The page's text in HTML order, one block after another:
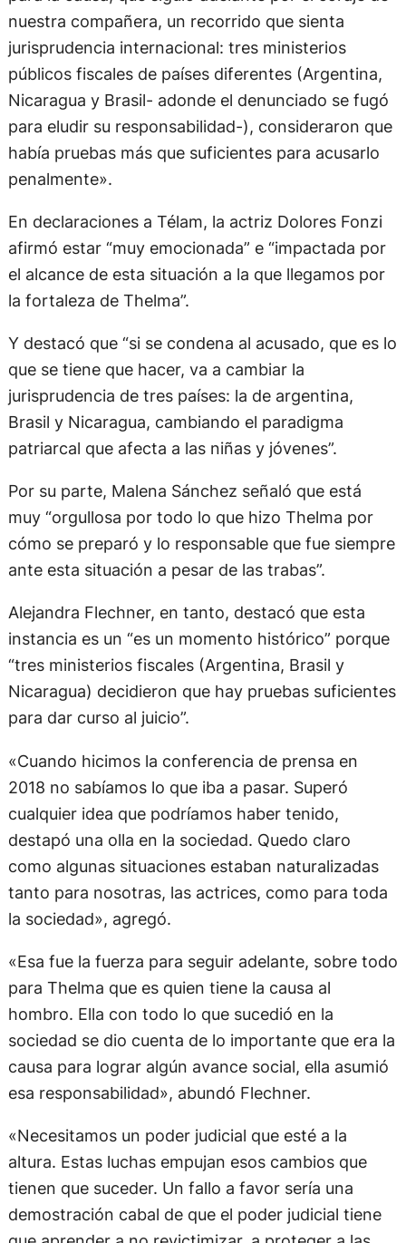
nuestra compañera, un recorrido que sienta
jurisprudencia internacional: tres ministerios
públicos fiscales de países diferentes (Argentina,
Nicaragua y Brasil- adonde el denunciado se fugó
para eludir su responsabilidad-), consideraron que
había pruebas más que suficientes para acusarlo
penalmente».
En declaraciones a Télam, la actriz Dolores Fonzi
afirmó estar “muy emocionada” e “impactada por
el alcance de esta situación a la que llegamos por
la fortaleza de Thelma”.
Y destacó que “si se condena al acusado, que es lo
que se tiene que hacer, va a cambiar la
jurisprudencia de tres países: la de argentina,
Brasil y Nicaragua, cambiando el paradigma
patriarcal que afecta a las niñas y jóvenes”.
Por su parte, Malena Sánchez señaló que está
muy “orgullosa por todo lo que hizo Thelma por
cómo se preparó y lo responsable que fue siempre
ante esta situación a pesar de las trabas”.
Alejandra Flechner, en tanto, destacó que esta
instancia es un “es un momento histórico” porque
“tres ministerios fiscales (Argentina, Brasil y
Nicaragua) decidieron que hay pruebas suficientes
para dar curso al juicio”.
«Cuando hicimos la conferencia de prensa en
2018 no sabíamos lo que iba a pasar. Superó
cualquier idea que podríamos haber tenido,
destapó una olla en la sociedad. Quedo claro
como algunas situaciones estaban naturalizadas
tanto para nosotras, las actrices, como para toda
la sociedad», agregó.
«Esa fue la fuerza para seguir adelante, sobre todo
para Thelma que es quien tiene la causa al
hombro. Ella con todo lo que sucedió en la
sociedad se dio cuenta de lo importante que era la
causa para lograr algún avance social, ella asumió
esa responsabilidad», abundó Flechner.
«Necesitamos un poder judicial que esté a la
altura. Estas luchas empujan esos cambios que
tienen que suceder. Un fallo a favor sería una
demostración cabal de que el poder judicial tiene